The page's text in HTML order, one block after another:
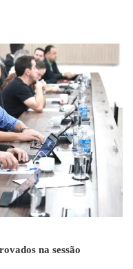
na sessão